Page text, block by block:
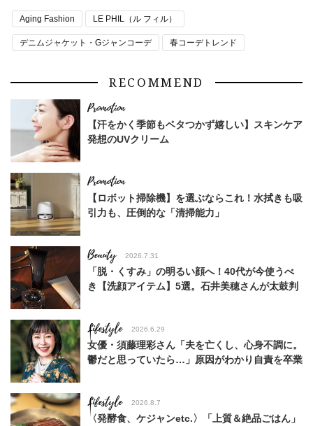
Aging Fashion LE PHIL（ル フィル）
デニムジャケット・Gジャンコーデ 春コーデトレンド
RECOMMEND
【汗をかく季節もベタつかず嬉しい】スキンケア
発想のUVクリーム
【ロボット掃除機】を選ぶならこれ！水拭きも吸
引力も、圧倒的な「清掃能力」
Beauty 2026.7.31
「脱・くすみ」の明るい顔へ！40代が今使うべ
き【洗顔アイテム】5選。石井美穂さんが太鼓判
Lifestyle 2026.6.29
女優・須藤理彩さん「夫を亡くし、心身不調に。
鬱だと思っていたら…」原因がわかり自責を卒業
Lifestyle 2026.8.7
〈発酵食、ケジャンetc.〉「上質＆絶品ごはん」